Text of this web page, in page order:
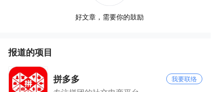
好文章，需要你的鼓励
报道的项目
拼多多 我要联络